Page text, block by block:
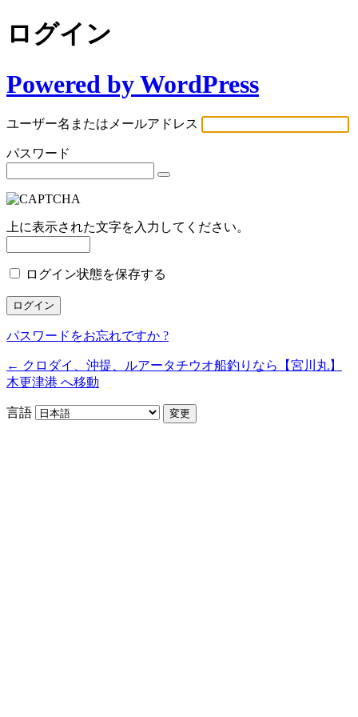
ログイン
Powered by WordPress
ユーザー名またはメールアドレス
パスワード
上に表示された文字を入力してください。
ログイン状態を保存する
パスワードをお忘れですか ?
← クロダイ、沖提、ルアータチウオ船釣りなら【宮川丸】
木更津港 へ移動
言語